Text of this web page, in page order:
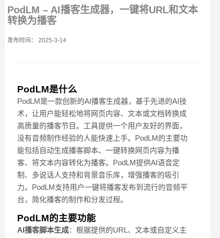
PodLM – AI播客生成器，一键将URL和文本
转换为播客
发布时间： 2025-3-14
PodLM是什么
PodLM是一款创新的AI播客生成器，基于先进的AI技
术，让用户能轻松地将网页内容、文本或文档转换成
高质量的播客节目。工具提供一个用户友好的界面，
没有音频制作经验的人能快速上手。PodLM的主要功
能包括自动生成播客脚本、一键转换网页内容为播
客、将文本内容转化为播客。PodLM提供AI语音定
制、多说话人支持和背景音乐库，增强播客的吸引
力。PodLM支持用户一键将播客发布到流行的音频平
台，简化播客的制作和分发过程。
PodLM的主要功能
AI播客脚本生成：根据提供的URL、文本或自定义主